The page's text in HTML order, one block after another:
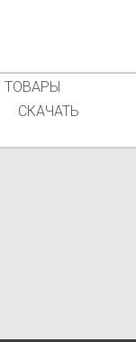
ТОВАРЫ
СКАЧАТЬ